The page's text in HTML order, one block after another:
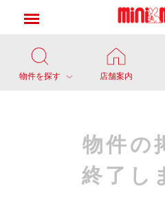
物件を探す 店舗案内
物件の
終了し